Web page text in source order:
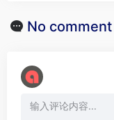
No comment